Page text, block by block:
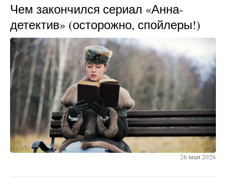
Чем закончился сериал «Анна-
детектив» (осторожно, спойлеры!)
26 мая 2026